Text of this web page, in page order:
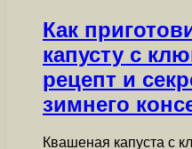
Как
капусту с
рецепт и
зимнего
Квашеная капуста с